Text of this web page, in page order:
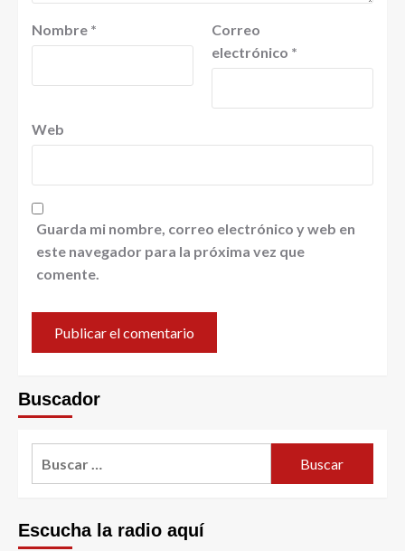
Nombre *
Correo
electrónico *
Web
Guarda mi nombre, correo electrónico y web en
este navegador para la próxima vez que
comente.
Buscador
Escucha la radio aquí